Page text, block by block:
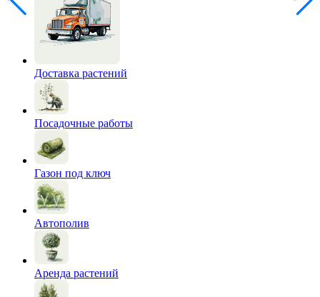
Доставка растений
Посадочные работы
Газон под ключ
Автополив
Аренда растений